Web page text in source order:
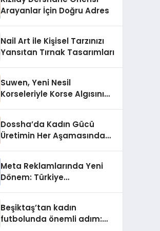
Arayanlar İçin Doğru Adres
Nail Art ile Kişisel Tarzınızı
Yansıtan Tırnak Tasarımları
Suwen, Yeni Nesil
Korseleriyle Korse Algısını
Dossha’da Kadın Gücü
Üretimin Her Aşamasında
Meta Reklamlarında Yeni
Dönem: Türkiye
Beşiktaş’tan kadın
futbolunda önemli adım: